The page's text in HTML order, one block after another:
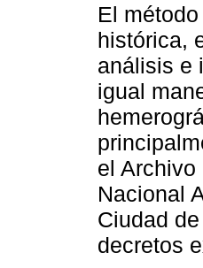
El
histórica,
análisis e
igual
el
Nacional
Ciudad
decretos